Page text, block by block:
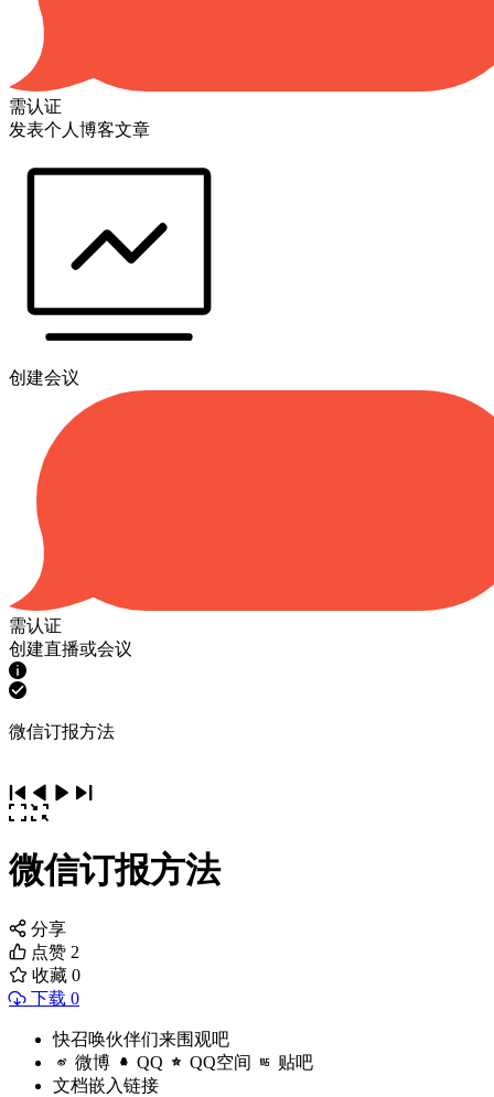
需认证
发表个人博客文章
创建会议
需认证
创建直播或会议
微信订报方法
微信订报方法
分享
点赞 2
收藏 0
下载 0
快召唤伙伴们来围观吧
微博 QQ QQ空间 贴吧
文档嵌入链接